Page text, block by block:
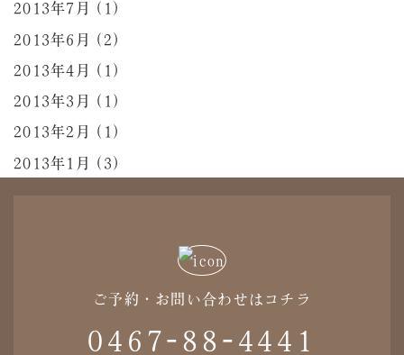
2013年7月 (1)
2013年6月 (2)
2013年4月 (1)
2013年3月 (1)
2013年2月 (1)
2013年1月 (3)
ご予約・お問い合わせはコチラ
0467-88-4441